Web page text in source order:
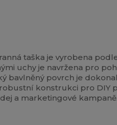
taška je vyrobena
uchy je navržena pro
bavlněný povrch je
konstrukci pro DIY
a marketingové kampaně.